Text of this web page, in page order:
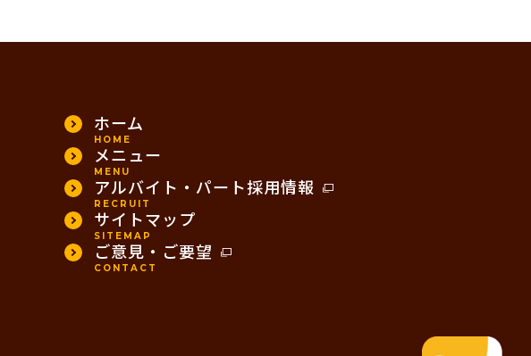
ホーム
HOME
メニュー
MENU
アルバイト・パート採用情報
RECRUIT
サイトマップ
SITEMAP
ご意見・ご要望
CONTACT